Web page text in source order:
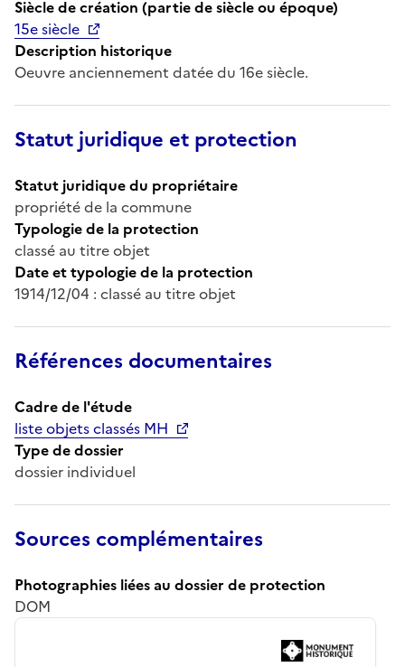
Siècle de création (partie de siècle ou époque)
15e siècle
Description historique
Oeuvre anciennement datée du 16e siècle.
Statut juridique et protection
Statut juridique du propriétaire
propriété de la commune
Typologie de la protection
classé au titre objet
Date et typologie de la protection
1914/12/04 : classé au titre objet
Références documentaires
Cadre de l'étude
liste objets classés MH
Type de dossier
dossier individuel
Sources complémentaires
Photographies liées au dossier de protection
DOM